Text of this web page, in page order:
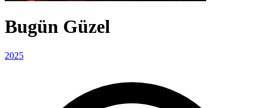
Bugün Güzel
2025